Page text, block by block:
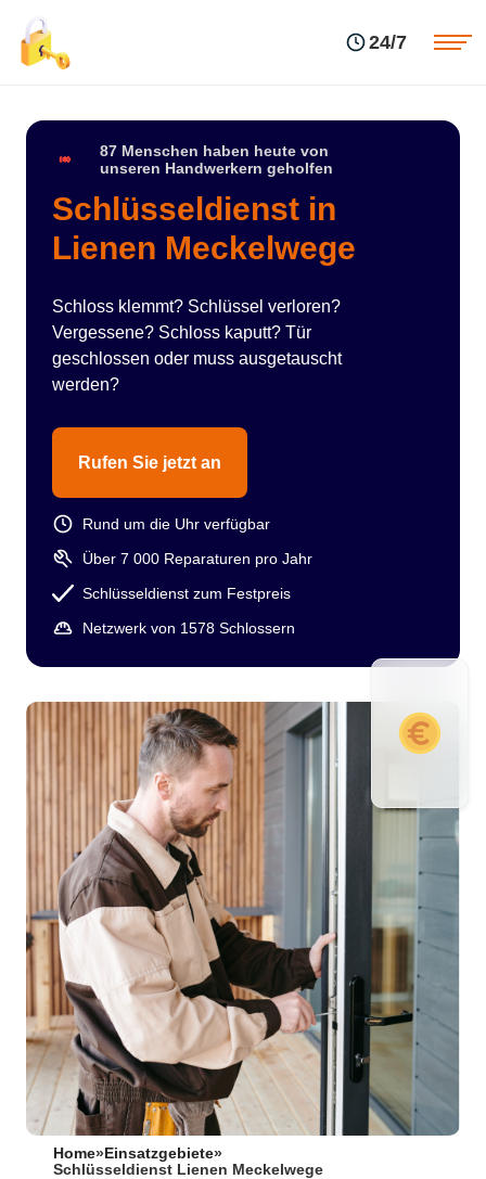
24/7
87 Menschen haben heute von
unseren Handwerkern geholfen
Schlüsseldienst in
Lienen Meckelwege
Schloss klemmt? Schlüssel verloren?
Vergessene? Schloss kaputt? Tür
geschlossen oder muss ausgetauscht
werden?
Rufen Sie jetzt an
Rund um die Uhr verfügbar
Über 7 000 Reparaturen pro Jahr
Schlüsseldienst zum Festpreis
Netzwerk von 1578 Schlossern
Home» Einsatzgebiete»
Schlüsseldienst Lienen Meckelwege